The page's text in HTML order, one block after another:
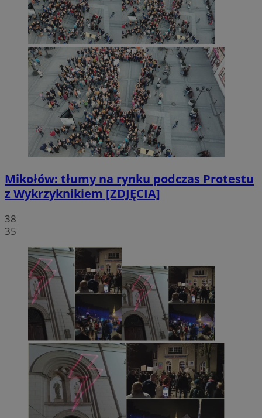
Mikołów: tłumy na rynku podczas Protestu
z Wykrzyknikiem [ZDJĘCIA]
38
35